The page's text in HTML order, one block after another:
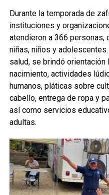
Durante la temporada de
instituciones y
atendieron a 366 personas,
niñas, niños y
salud, se brindó
nacimiento, actividades
humanos, pláticas sobre
cabello, entrega de ropa y
así como servicios
adultas.